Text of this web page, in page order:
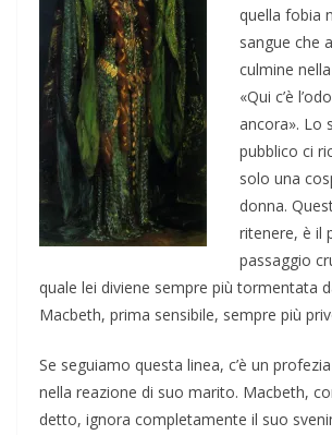
quella fobia
sangue che
culmine
«Qui c’è
ancora». Lo
pubblico ci
solo una
donna.
ritenere, è il
passaggio
quale lei diviene sempre più tormentata
Macbeth, prima sensibile, sempre più
Se seguiamo questa linea, c’è un
nella reazione di suo marito. Macbeth,
detto, ignora completamente il suo